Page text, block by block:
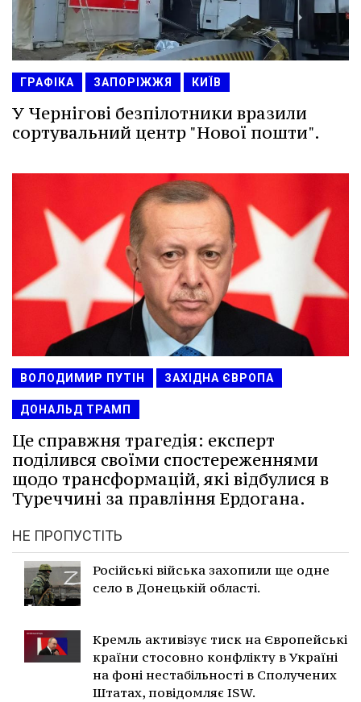
ГРАФІКА ЗАПОРІЖЖЯ КИЇВ
У Чернігові безпілотники вразили
сортувальний центр "Нової пошти".
ВОЛОДИМИР ПУТІН ЗАХІДНА ЄВРОПА
ДОНАЛЬД ТРАМП
Це справжня трагедія: експерт
поділився своїми спостереженнями
щодо трансформацій, які відбулися в
Туреччині за правління Ердогана.
НЕ ПРОПУСТІТЬ
Російські війська захопили ще одне
село в Донецькій області.
Кремль активізує тиск на Європейські
країни стосовно конфлікту в Україні
на фоні нестабільності в Сполучених
Штатах, повідомляє ISW.